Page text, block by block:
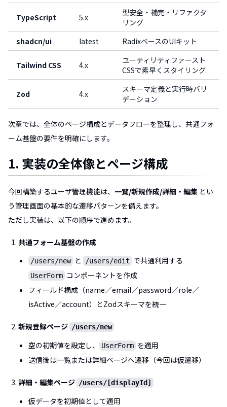
TypeScript 5.x
型安全・補完・リファクタ
リング
shadcn/ui
latest RadixベースのUIキット
Tailwind CSS 4.x
ユーティリティファースト
CSSで素早くスタイリング
Zod 4.x
スキーマ定義と実行時バリ
デーション
次章では、全体のページ構成とデータフローを整理し、共通フォ
ーム基盤の要件を明確にします。
1. 実装の全体像とページ構成
今回構築するユーザ管理機能は、 一覧/新規作成/詳細・編集 とい
う管理画面の基本的な遷移パターンを備えます。
ただし実装は、以下の順序で進めます。
共通フォーム基盤の作成
/users/new と /users/edit で共通利用する
UserForm コンポーネントを作成
フィールド構成（name／email／password／role／
isActive／account）とZodスキーマを統一
新規登録ページ /users/new
空の初期値を設定し、 UserForm を適用
送信後は一覧または詳細ページへ遷移（今回は仮遷移）
詳細・編集ページ /users/[displayId]
仮データを初期値として適用